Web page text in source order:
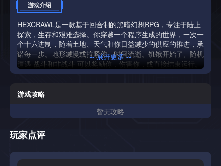
游戏介绍
HEXCRAWL是一款基于回合制的黑暗幻想RPG，专注于陆上
探索，生存和艰难选择。你穿越一个程序生成的世界，一次一
个十六进制，随着土地、天气和你日益减少的供应的推进，承
诺每一步。地形减慢或拉紧你。时间流逝。饥饿开始了。随机
遭遇-战斗和非战斗-可以奖励你，伤害你，或直接结束运行。
没有安全的路线，也没有保证的进步，只有判断的呼唤及其后
林，沼泽，山脉和冰冻苔原。散布在各处的是古老的废墟，被
遗忘的寺庙，废弃的堡垒，高耸的地标，沉船，城市和其他地
点-有些提供庇护所或利润，有些则带来麻烦。战斗是战术和
种和100个独特的老板，从漫游威胁和区域暴君到传奇的龙和
残局恐怖。每个老板都是不同的，下降独特的战利品，并永久
转移风险和回报的平衡。没有传统的字符级别。力量来自你所
携带的东西。武器，盔甲，小饰品，消耗品，临时物品和挥之
-- 展开更多 --
游戏攻略
暂无攻略
玩家点评